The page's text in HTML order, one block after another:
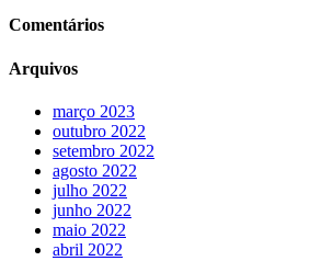
Comentários
Arquivos
março 2023
outubro 2022
setembro 2022
agosto 2022
julho 2022
junho 2022
maio 2022
abril 2022